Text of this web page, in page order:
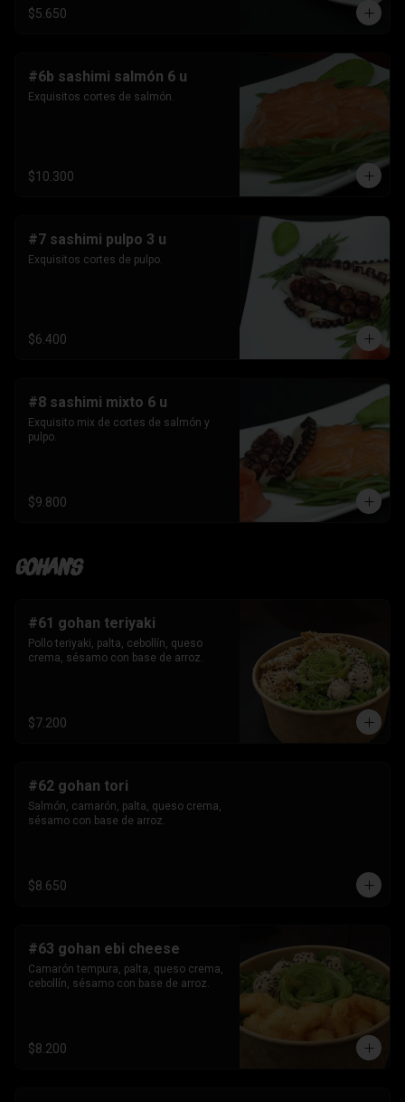
$5.650
#6b sashimi salmón 6 u
Exquisitos cortes de salmón.
$10.300
#7 sashimi pulpo 3 u
Exquisitos cortes de pulpo.
$6.400
#8 sashimi mixto 6 u
Exquisito mix de cortes de salmón y
pulpo.
$9.800
Gohan's
#61 gohan teriyaki
Pollo teriyaki, palta, cebollín, queso
crema, sésamo con base de arroz.
$7.200
#62 gohan tori
Salmón, camarón, palta, queso crema,
sésamo con base de arroz.
$8.650
#63 gohan ebi cheese
Camarón tempura, palta, queso crema,
cebollín, sésamo con base de arroz.
$8.200